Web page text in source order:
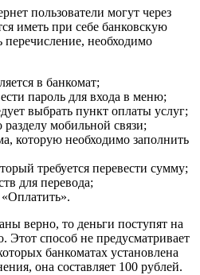
пользователи могут через
иметь при себе банковскую
необходимо
в банкомат;
пароль для входа в меню;
выбрать пункт оплаты услуг;
мобильной связи;
которую необходимо заполнить
требуется перевести сумму;
для перевода;
верно, то деньги поступят на
Этот способ не предусматривает
банкоматах установлена
она составляет 100 рублей.